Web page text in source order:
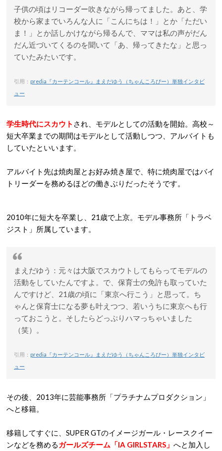
子供の頃はリコーダー吹きながら帰ってました。あと、学
校から家までいろんな人に「こんにちは！」とか「ただい
ま！」とか話しかけながら帰るんで、ママは私の声がだん
だん近づいてくるのを聞いて「あ、帰ってきたな」と思っ
ていたみたいです。
引用： predia『カーテンコール』まえだゆう（ちゃんころぴー）単独インタビ
ュー
学生時代にスカウト され、モデルとしての活動を開始。高校～
短大卒業までの期間はモデルとして活動しつつ、アルバイトも
していたといいます。
アルバイト先は焼肉屋とお好み焼き屋で、特に焼肉屋ではバイ
トリーダーを務めるほどの働きぶりだったそうです。
2010年に短大を卒業し、21歳で上京。モデル事務所「トラベ
ジスト」所属しています。
まえだゆう ：元々は大阪でスカウトしてもらってモデルの
活動をしていたんですよ。で、保育士の免許も取っていた
んですけど、21歳の頃に「東京へ行こう」と思って。ち
ゃんと保育士になる夢も叶えつつ、若いうちに東京へも行
っておこうと。そしたらどっぷりハマっちゃいました
（笑）。
引用： predia『カーテンコール』まえだゆう（ちゃんころぴー）単独インタビ
ュー
その後、2013年に芸能事務所「プラチナムプロダクション」
へと移籍。
移籍してすぐに、SUPER GTのイメージガール・レースクイー
ンなどを務めるガールズチーム「IA GIRLSTARS」 へと加入し